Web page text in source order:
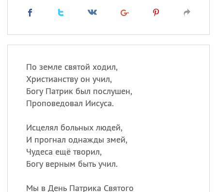
По земле святой ходил,
Христианству он учил,
Богу Патрик был послушен,
Проповедовал Иисуса.
Исцелял больных людей,
И прогнал однажды змей,
Чудеса ещё творил,
Богу верным быть учил.
Мы в День Патрика Святого